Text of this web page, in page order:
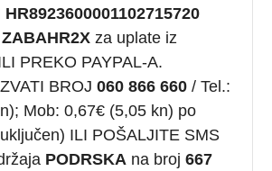
HR8923600001102715720
ZABAHR2X za uplate iz
PREKO PAYPAL-A.
BROJ060 866 660 / Tel.:
Mob: 0,67€ (5,05 kn) po
ILI POŠALJITE SMS
PODRSKA na broj667